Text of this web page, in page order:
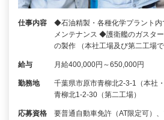
仕事内容
◆石油精製・各種化学プラント内
メンテナンス ◆護衛艦のガスタ
の製作 （本社工場及び第二工場
給与 月給400,000円～650,000円
勤務地
千葉県市原市青柳北2-3-1（本社
青柳北1-2-30（第二工場）
応募資格
要普通自動車免許（AT限定可）